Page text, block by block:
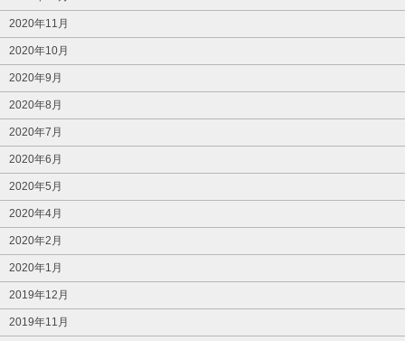
2020年11月
2020年10月
2020年9月
2020年8月
2020年7月
2020年6月
2020年5月
2020年4月
2020年2月
2020年1月
2019年12月
2019年11月